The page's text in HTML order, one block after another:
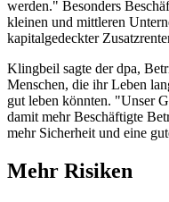
werden." Besonders
kleinen und mittleren
kapitalgedeckter
Klingbeil sagte der dpa,
Menschen, die ihr Leben
gut leben könnten. "Unser
damit mehr Beschäftigte
mehr Sicherheit und eine
Mehr Risiken